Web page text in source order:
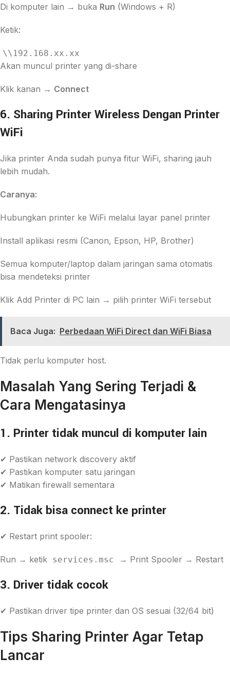
Di komputer lain → buka Run (Windows + R)
Ketik:
\\192.168.xx.xx
Akan muncul printer yang di-share
Klik kanan → Connect
6. Sharing Printer Wireless Dengan Printer
WiFi
Jika printer Anda sudah punya fitur WiFi, sharing jauh
lebih mudah.
Caranya:
Hubungkan printer ke WiFi melalui layar panel printer
Install aplikasi resmi (Canon, Epson, HP, Brother)
Semua komputer/laptop dalam jaringan sama otomatis
bisa mendeteksi printer
Klik Add Printer di PC lain → pilih printer WiFi tersebut
Baca Juga: Perbedaan WiFi Direct dan WiFi Biasa
Tidak perlu komputer host.
Masalah Yang Sering Terjadi &
Cara Mengatasinya
1. Printer tidak muncul di komputer lain
✔ Pastikan network discovery aktif
✔ Pastikan komputer satu jaringan
✔ Matikan firewall sementara
2. Tidak bisa connect ke printer
✔ Restart print spooler:
Run → ketik services.msc → Print Spooler → Restart
3. Driver tidak cocok
✔ Pastikan driver tipe printer dan OS sesuai (32/64 bit)
Tips Sharing Printer Agar Tetap
Lancar